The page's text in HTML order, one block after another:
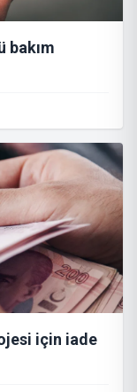
bakım
için iade